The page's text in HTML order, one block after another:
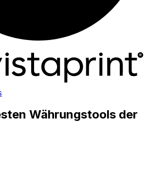
Währungstools der